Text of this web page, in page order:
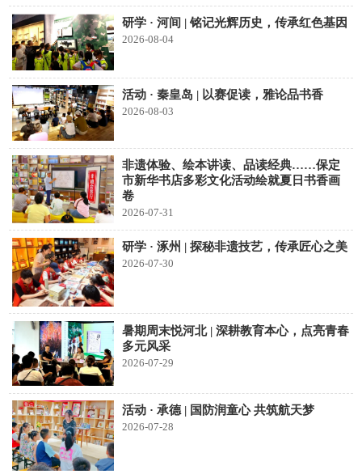
研学 · 河间 | 铭记光辉历史，传承红色基因
2026-08-04
活动 · 秦皇岛 | 以赛促读，雅论品书香
2026-08-03
非遗体验、绘本讲读、品读经典……保定
市新华书店多彩文化活动绘就夏日书香画
卷
2026-07-31
研学 · 涿州 | 探秘非遗技艺，传承匠心之美
2026-07-30
暑期周末悦河北 | 深耕教育本心，点亮青春
多元风采
2026-07-29
活动 · 承德 | 国防润童心 共筑航天梦
2026-07-28